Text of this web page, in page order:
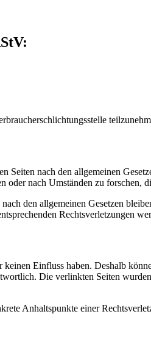
Seiten nach den allgemeinen
nach Umständen zu forschen,
den allgemeinen Gesetzen
Rechtsverletzungen
Einfluss haben. Deshalb
Die verlinkten Seiten
Anhaltspunkte einer